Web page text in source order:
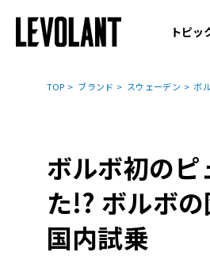
トピッ
ニュース
コラム
TOP ブランド スウェーデン ボ
ボルボ初のピ
た!? ボルボ
国内試乗